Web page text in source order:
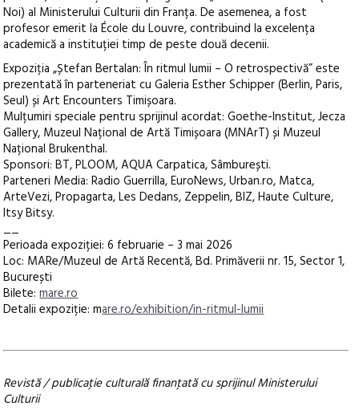
Noi) al Ministerului Culturii din Franța. De asemenea, a fost
profesor emerit la École du Louvre, contribuind la excelența
academică a instituției timp de peste două decenii.
Expoziția „Ștefan Bertalan: În ritmul lumii – O retrospectivă” este
prezentată în parteneriat cu Galeria Esther Schipper (Berlin, Paris,
Seul) și Art Encounters Timișoara.
Mulțumiri speciale pentru sprijinul acordat: Goethe-Institut, Jecza
Gallery, Muzeul Național de Artă Timișoara (MNArT) și Muzeul
Național Brukenthal.
Sponsori: BT, PLOOM, AQUA Carpatica, Sâmburești.
Parteneri Media: Radio Guerrilla, EuroNews, Urban.ro, Matca,
ArteVezi, Propagarta, Les Dedans, Zeppelin, BIZ, Haute Culture,
Itsy Bitsy.
__
Perioada expoziției: 6 februarie – 3 mai 2026
Loc: MARe/Muzeul de Artă Recentă, Bd. Primăverii nr. 15, Sector 1,
București
Bilete:mare.ro
Detalii expoziție: mare.ro/exhibition/in-ritmul-lumii
Revistă / publicaţie culturală finanţată cu sprijinul Ministerului
Culturii